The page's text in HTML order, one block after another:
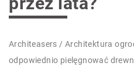
Architeasers /Architektura
odpowiednio pielęgnować